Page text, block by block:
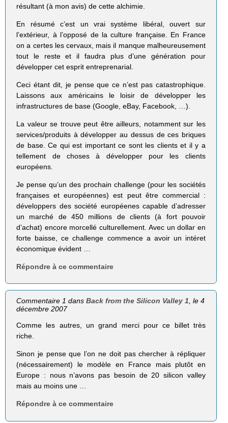
résultant (à mon avis) de cette alchimie.
En résumé c’est un vrai système libéral, ouvert sur
l’extérieur, à l’opposé de la culture française. En France
on a certes les cervaux, mais il manque malheureusement
tout le reste et il faudra plus d’une génération pour
développer cet esprit entreprenarial.
Ceci étant dit, je pense que ce n’est pas catastrophique.
Laissons aux américains le loisir de développer les
infrastructures de base (Google, eBay, Facebook, …).
La valeur se trouve peut être ailleurs, notamment sur les
services/produits à développer au dessus de ces briques
de base. Ce qui est important ce sont les clients et il y a
tellement de choses à développer pour les clients
européens.
Je pense qu’un des prochain challenge (pour les sociétés
françaises et européennes) est peut être commercial :
développers des société européenes capable d’adresser
un marché de 450 millions de clients (à fort pouvoir
d’achat) encore morcellé culturellement. Avec un dollar en
forte baisse, ce challenge commence a avoir un intéret
économique évident …
Répondre à ce commentaire
Commentaire 1 dansBack from the Silicon Valley 1, le 4
décembre 2007
Comme les autres, un grand merci pour ce billet très
riche.
Sinon je pense que l’on ne doit pas chercher à répliquer
(nécessairement) le modèle en France mais plutôt en
Europe : nous n’avons pas besoin de 20 silicon valley
mais au moins une …
Répondre à ce commentaire